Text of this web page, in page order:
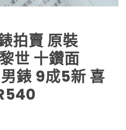
拍賣 原裝
世 十鑽面
錶 9成5新 喜